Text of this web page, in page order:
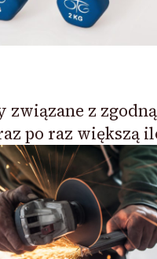
związane z
po raz większą